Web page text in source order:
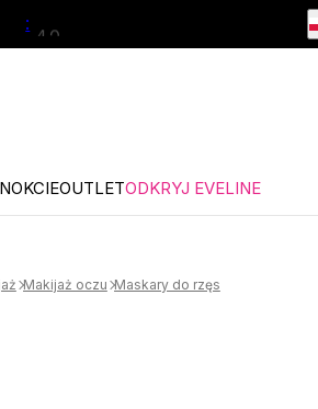
:
OUTLETODKRYJ EVELINE
Makijaż oczu Maskary do rzęs